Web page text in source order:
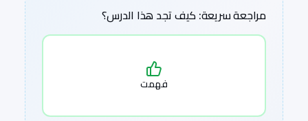
مراجعة سريعة: كيف تجد هذا الدرس؟
فهمت